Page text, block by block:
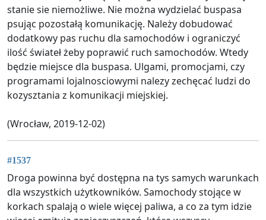
stanie sie niemożliwe. Nie można wydzielać buspasa
psując pozostałą komunikację. Należy dobudować
dodatkowy pas ruchu dla samochodów i ograniczyć
ilość świateł żeby poprawić ruch samochodów. Wtedy
będzie miejsce dla buspasa. Ulgami, promocjami, czy
programami lojalnosciowymi nalezy zechęcać ludzi do
kozysztania z komunikacji miejskiej.
(Wrocław, 2019-12-02)
#1537
Droga powinna być dostępna na tys samych warunkach
dla wszystkich użytkowników. Samochody stojące w
korkach spalają o wiele więcej paliwa, a co za tym idzie